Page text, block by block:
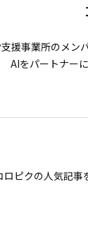
援事業所のメン
AIをパートナー
ロピクの人気記事